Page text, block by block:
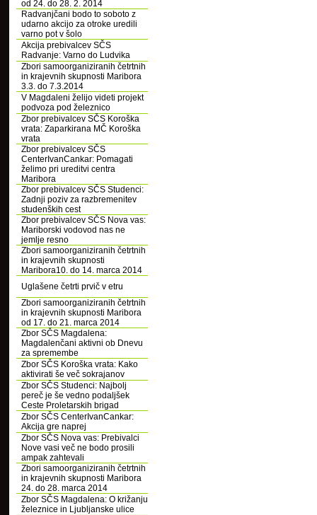
od 24. do 28. 2. 2014
Radvanjčani bodo to soboto z
udarno akcijo za otroke uredili
varno pot v šolo
Akcija prebivalcev SČS
Radvanje: Varno do Ludvika
Zbori samoorganiziranih četrtnih
in krajevnih skupnosti Maribora
3.3. do 7.3.2014
V Magdaleni želijo videti projekt
podvoza pod železnico
Zbor prebivalcev SČS Koroška
vrata: Zaparkirana MČ Koroška
vrata
Zbor prebivalcev SČS
CenterIvanCankar: Pomagati
želimo pri ureditvi centra
Maribora
Zbor prebivalcev SČS Studenci:
Zadnji poziv za razbremenitev
studenških cest
Zbor prebivalcev SČS Nova vas:
Mariborski vodovod nas ne
jemlje resno
Zbori samoorganiziranih četrtnih
in krajevnih skupnosti
Maribora10. do 14. marca 2014
Uglašene četrti prvič v etru
Zbori samoorganiziranih četrtnih
in krajevnih skupnosti Maribora
od 17. do 21. marca 2014
Zbor SČS Magdalena:
Magdalenčani aktivni ob Dnevu
za spremembe
Zbor SČS Koroška vrata: Kako
aktivirati še več sokrajanov
Zbor SČS Studenci: Najbolj
pereč je še vedno podaljšek
Ceste Proletarskih brigad
Zbor SČS CenterIvanCankar:
Akcija gre naprej
Zbor SČS Nova vas: Prebivalci
Nove vasi več ne bodo prosili
ampak zahtevali
Zbori samoorganiziranih četrtnih
in krajevnih skupnosti Maribora
24. do 28. marca 2014
Zbor SČS Magdalena: O križanju
železnice in Ljubljanske ulice